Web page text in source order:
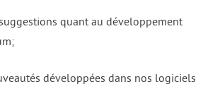
quant au développement
développées dans nos logiciels